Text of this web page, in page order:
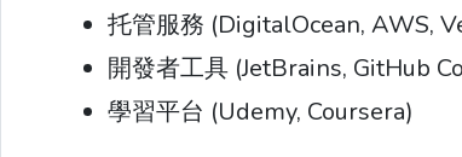
托管服務 (DigitalOcean, AWS,
開發者工具 (JetBrains, GitHub
學習平台 (Udemy, Coursera)